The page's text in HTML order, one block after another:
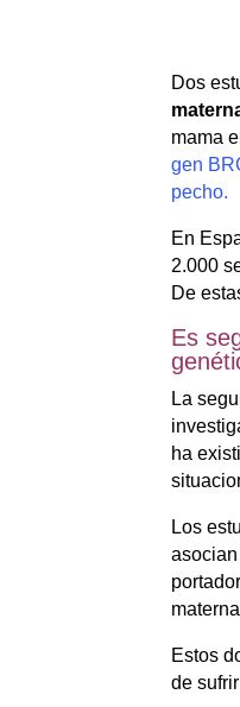
Dos
mama
gen
pecho.
En
2.000
De
Es
La
ha
Los
Estos
de